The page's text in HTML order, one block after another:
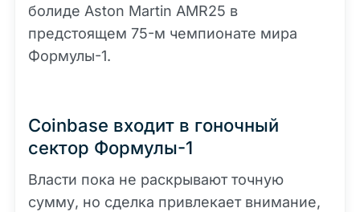
болиде Aston Martin AMR25 в
предстоящем 75-м чемпионате мира
Формулы-1.
Coinbase входит в гоночный
сектор Формулы-1
Власти пока не раскрывают точную
сумму, но сделка привлекает внимание,